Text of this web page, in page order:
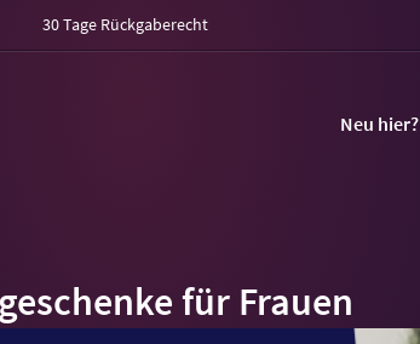
30 Tage Rückgaberecht
Neu hier?
für Frauen